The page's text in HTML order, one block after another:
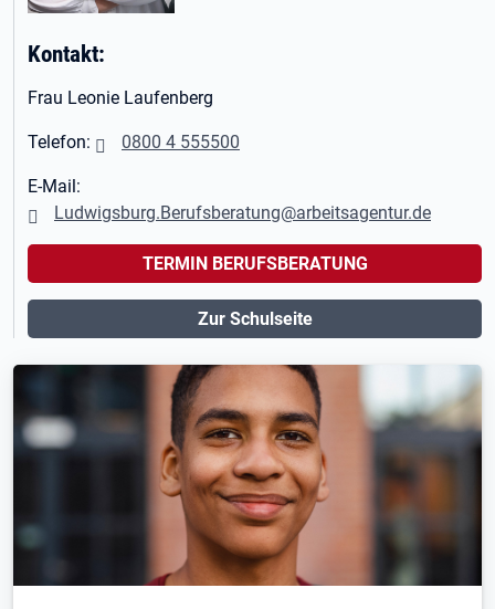
Kontakt:
Frau Leonie Laufenberg
Telefon: 0800 4 555500
E-Mail:
Ludwigsburg.Berufsberatung@arbeitsagentur.de
TERMIN BERUFSBERATUNG
Zur Schulseite